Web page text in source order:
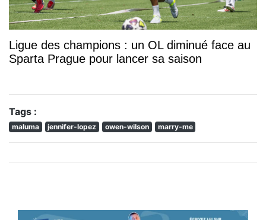
Ligue des champions : un OL diminué face au
Sparta Prague pour lancer sa saison
Tags :
maluma jennifer-lopez owen-wilson marry-me